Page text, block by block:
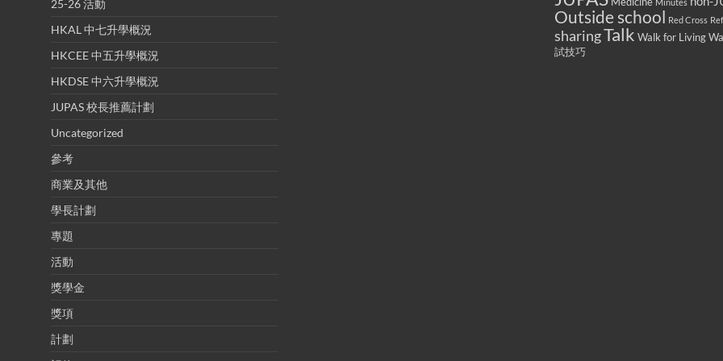
25-26 活動
HKAL 中七升學概況
HKCEE 中五升學概況
HKDSE 中六升學概況
JUPAS 校長推薦計劃
Uncategorized
參考
商業及其他
學長計劃
專題
活動
獎學金
獎項
計劃
Outside school Red Cross
sharingTalk Walk for Living
試技巧